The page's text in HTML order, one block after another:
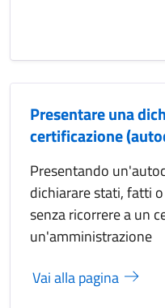
Presentare una
certificazione
Presentando
dichiarare stati, fatti
senza ricorrere a un
un'amministrazione
Vai alla pagina